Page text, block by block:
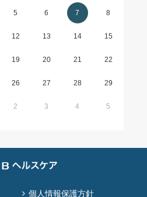
5 6 7 8
12 13 14 15
19 20 21 22
26 27 28 29
2 3 4 5
個人情報保護方針